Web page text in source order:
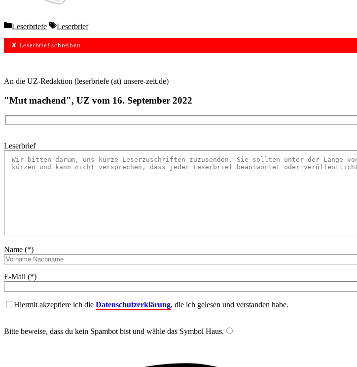
Categories
Leserbriefe Tags
Leserbrief
✘ Leserbrief schreiben
An die UZ-Redaktion (leserbriefe (at) unsere-zeit.de)
"Mut machend", UZ vom 16. September 2022
Leserbrief
Name (*)
E-Mail (*)
Hiermit akzeptiere ich die Datenschutzerklärung, die ich gelesen und verstanden habe.
Bitte beweise, dass du kein Spambot bist und wähle das Symbol Haus.